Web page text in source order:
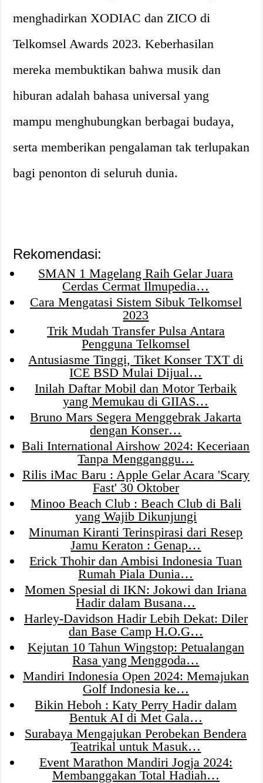
menghadirkan XODIAC dan ZICO di
Telkomsel Awards 2023. Keberhasilan
mereka membuktikan bahwa musik dan
hiburan adalah bahasa universal yang
mampu menghubungkan berbagai budaya,
serta memberikan pengalaman tak terlupakan
bagi penonton di seluruh dunia.
Rekomendasi:
SMAN 1 Magelang Raih Gelar Juara
Cerdas Cermat Ilmupedia…
Cara Mengatasi Sistem Sibuk Telkomsel
2023
Trik Mudah Transfer Pulsa Antara
Pengguna Telkomsel
Antusiasme Tinggi, Tiket Konser TXT di
ICE BSD Mulai Dijual…
Inilah Daftar Mobil dan Motor Terbaik
yang Memukau di GIIAS…
Bruno Mars Segera Menggebrak Jakarta
dengan Konser…
Bali International Airshow 2024: Keceriaan
Tanpa Mengganggu…
Rilis iMac Baru : Apple Gelar Acara 'Scary
Fast' 30 Oktober
Minoo Beach Club : Beach Club di Bali
yang Wajib Dikunjungi
Minuman Kiranti Terinspirasi dari Resep
Jamu Keraton : Genap…
Erick Thohir dan Ambisi Indonesia Tuan
Rumah Piala Dunia…
Momen Spesial di IKN: Jokowi dan Iriana
Hadir dalam Busana…
Harley-Davidson Hadir Lebih Dekat: Diler
dan Base Camp H.O.G…
Kejutan 10 Tahun Wingstop: Petualangan
Rasa yang Menggoda…
Mandiri Indonesia Open 2024: Memajukan
Golf Indonesia ke…
Bikin Heboh : Katy Perry Hadir dalam
Bentuk AI di Met Gala…
Surabaya Mengajukan Perobekan Bendera
Teatrikal untuk Masuk…
Event Marathon Mandiri Jogja 2024:
Membanggakan Total Hadiah…